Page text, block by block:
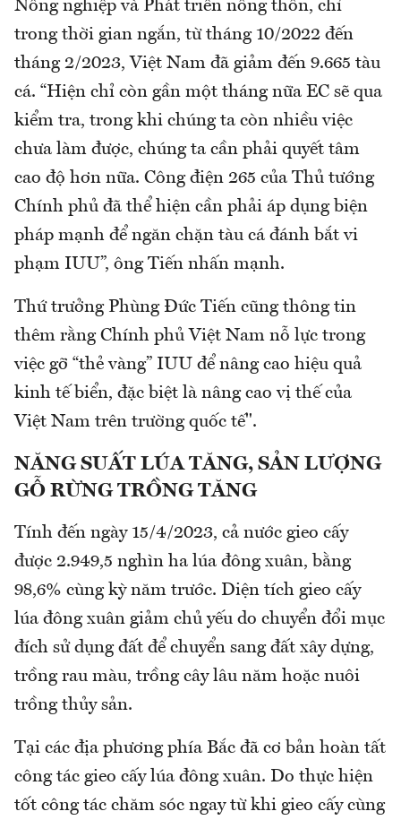
Nông nghiệp và Phát triển nông thôn, chỉ
trong thời gian ngắn, từ tháng 10/2022 đến
tháng 2/2023, Việt Nam đã giảm đến 9.665 tàu
cá. “Hiện chỉ còn gần một tháng nữa EC sẽ qua
kiểm tra, trong khi chúng ta còn nhiều việc
chưa làm được, chúng ta cần phải quyết tâm
cao độ hơn nữa. Công điện 265 của Thủ tướng
Chính phủ đã thể hiện cần phải áp dụng biện
pháp mạnh để ngăn chặn tàu cá đánh bắt vi
phạm IUU”, ông Tiến nhấn mạnh.
Thứ trưởng Phùng Đức Tiến cũng thông tin
thêm rằng Chính phủ Việt Nam nỗ lực trong
việc gỡ “thẻ vàng” IUU để nâng cao hiệu quả
kinh tế biển, đặc biệt là nâng cao vị thế của
Việt Nam trên trường quốc tế".
NĂNG SUẤT LÚA TĂNG, SẢN LƯỢNG
GỖ RỪNG TRỒNG TĂNG
Tính đến ngày 15/4/2023, cả nước gieo cấy
được 2.949,5 nghìn ha lúa đông xuân, bằng
98,6% cùng kỳ năm trước. Diện tích gieo cấy
lúa đông xuân giảm chủ yếu do chuyển đổi mục
đích sử dụng đất để chuyển sang đất xây dựng,
trồng rau màu, trồng cây lâu năm hoặc nuôi
trồng thủy sản.
Tại các địa phương phía Bắc đã cơ bản hoàn tất
công tác gieo cấy lúa đông xuân. Do thực hiện
tốt công tác chăm sóc ngay từ khi gieo cấy cùng